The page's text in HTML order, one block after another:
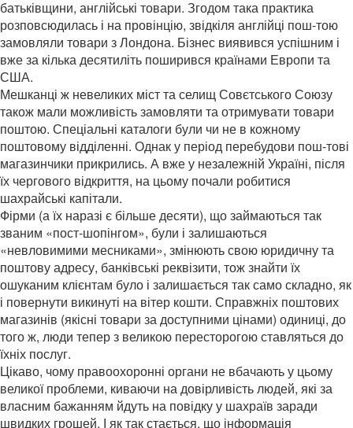
батьківщини, англійські товари. Згодом така практика
розповсюдилась і на провінцію, звідкіля англійці пош-тою
замовляли товари з Лондона. Бізнес виявився успішним і
вже за кілька десятиліть поширився країнами Европи та
США.
Мешканці ж невеликих міст та селищ Совєтського Союзу
також мали можливість замовляти та отримувати товари
поштою. Спеціальні каталоги були чи не в кожному
поштовому відділенні. Однак у період перебудови пош-тові
магазинчики прикрились. А вже у незалежній Україні, після
їх чергового відкриття, на цьому почали робитися
шахрайські капітали.
Фірми (а їх наразі є більше десяти), що займаються так
званим «пост-шопінгом», були і залишаються
«невловимими месниками», змінюють свою юридичну та
поштову адресу, банківські реквізити, тож знайти їх
ошуканим клієнтам було і залишається так само складно, як
і повернути викинуті на вітер кошти. Справжніх поштових
магазинів (якісні товари за доступними цінами) одиниці, до
того ж, люди тепер з великою пересторогою ставляться до
їхніх послуг.
Цікаво, чому правоохоронні органи не вбачають у цьому
великої проблеми, киваючи на довірливість людей, які за
власним бажанням йдуть на повідку у шахраїв заради
швидких грошей. І як так стається, що інформація